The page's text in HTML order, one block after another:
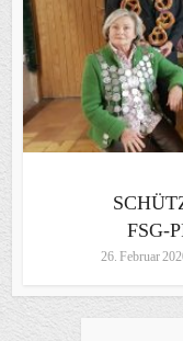
FSG-
26. Februar